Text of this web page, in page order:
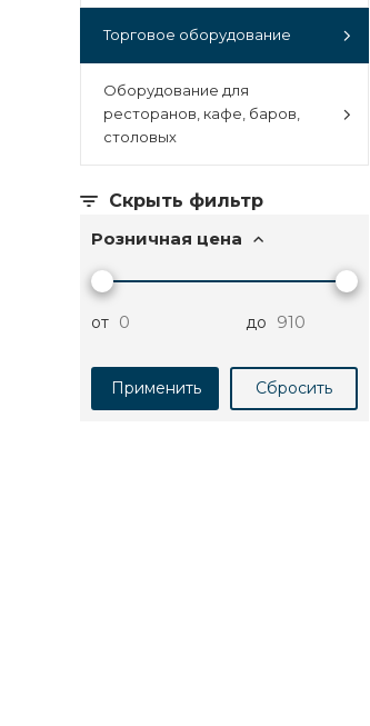
Торговое оборудование
Оборудование для
ресторанов, кафе, баров,
столовых
Скрыть фильтр
Розничная цена
от до